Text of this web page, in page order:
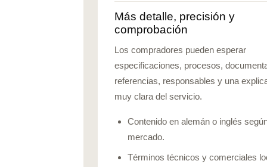
Más detalle, precisión y
comprobación
Los compradores pueden esperar
especificaciones, procesos,
referencias, responsables y una
muy clara del servicio.
Contenido en alemán o inglés
mercado.
Términos técnicos y comerciales